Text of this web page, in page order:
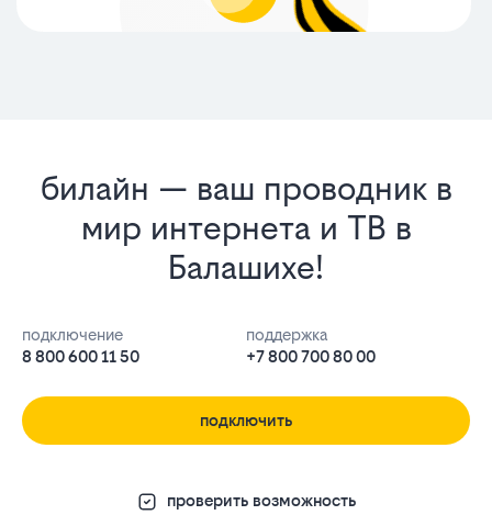
билайн — ваш проводник в
мир интернета и ТВ в
Балашихе!
подключение
8 800 600 11 50
поддержка
+7 800 700 80 00
подключить
проверить возможность